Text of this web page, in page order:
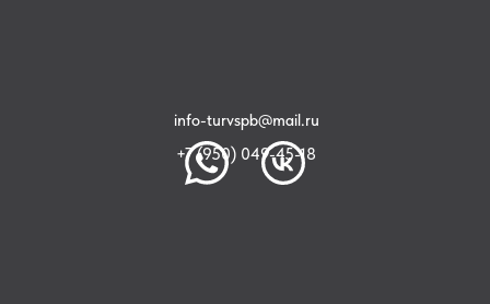
+7 (950) 049-45-18
info-turvspb@mail.ru